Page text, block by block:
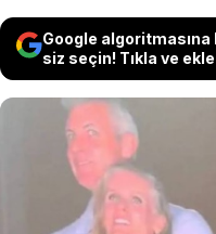
Google algoritmasına
siz seçin! Tıkla ve ekle
Astronomer
Byron’ın,
Kristin Cabot